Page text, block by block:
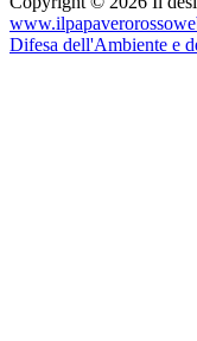
Difesa dell'Ambiente e